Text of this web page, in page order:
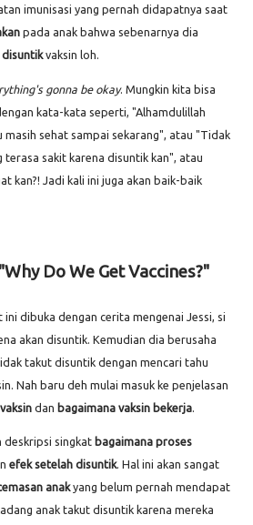
imunisasi yang pernah didapatnya saat
pada anak bahwa sebenarnya dia
disuntikvaksin loh.
gonna be okay. Mungkin kita bisa
kata-kata seperti, "Alhamdulillah
masih sehat sampai sekarang", atau "Tidak
terasa sakit karena disuntik kan", atau
kan?! Jadi kali ini juga akan baik-baik
Do We Get Vaccines?"
dibuka dengan cerita mengenai Jessi, si
akan disuntik. Kemudian dia berusaha
takut disuntik dengan mencari tahu
Nah baru deh mulai masuk ke penjelasan
dan bagaimana vaksin bekerja
deskripsi singkat bagaimana proses
efek setelah disuntik. Hal ini akan sangat
anakyang belum pernah mendapat
anak takut disuntik karena mereka